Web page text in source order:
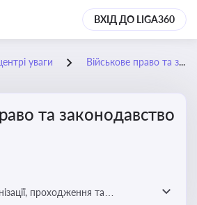
ВХІД ДО LIGA360
уваги Військове право та законодавство
та законодавство
проходження та